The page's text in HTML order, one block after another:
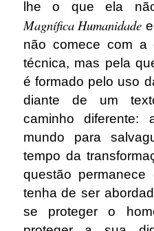
lhe o que ela não
Magnífica Humanidade
não comece com
técnica, mas pela
é formado pelo uso
diante de um
caminho
mundo para
tempo da
questão
tenha de ser
se proteger o